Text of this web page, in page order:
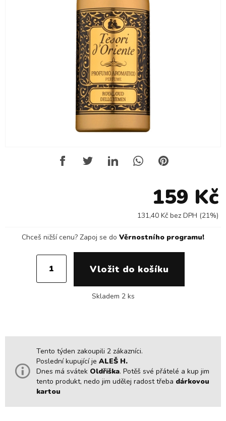
Tento týden zakoupili 2 zákazníci.
Poslední kupující jeALEŠ H.
Dnes má svátek Oldřiška. Potěš své přátelé a kup jim
tento produkt, nedo jim udělej radost třeba dárkovou
kartou
159 Kč
131,40 Kč bez DPH (21%)
Chceš nižší cenu? Zapoj se do Věrnostního programu!
Skladem 2 ks